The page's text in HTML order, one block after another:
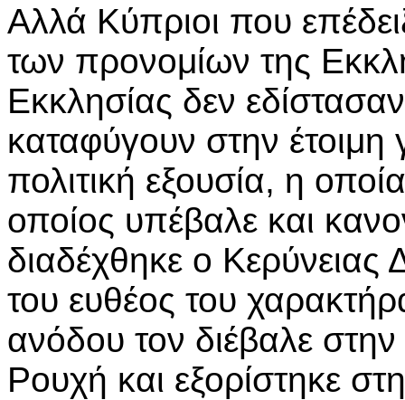
Αλλά Κύπριοι που
των προνομίων της
Εκκλησίας δεν
καταφύγουν στην έτοιμη
πολιτική εξουσία, η
οποίος υπέβαλε και
διαδέχθηκε ο
του ευθέος του
ανόδου τον διέβαλε
Ρουχή και εξορίστηκε